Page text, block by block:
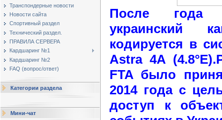
Транспондерные новости
Новости сайта
Спортивный раздел
Технический раздел.
ПРАВИЛА СЕРВЕРА
Кардшаринг №1
Кардшаринг №2
FAQ (вопрос/ответ)
Категории раздела
Мини-чат
После года
украинский
кодируется в
Astra 4A
FTA было
2014 года с
доступ к